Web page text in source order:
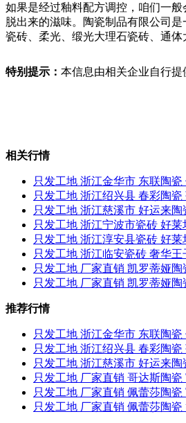
如果是经过釉料配方调控，咱们一
脱出来的滋味。陶瓷制品有限公司
瓷砖、柔光、缎光大理石瓷砖、通
特别提示： 本信息由相关企业自行提
相关行情
只发工地 浙江金华市 东联陶
只发工地 浙江绍兴县 春彩陶
只发工地 浙江慈溪市 好运来
只发工地 浙江宁波市瓷砖 好
只发工地 浙江淳安县瓷砖 好
只发工地 浙江临安瓷砖 奢华
只发工地 厂家直销 凯罗蒂娅
只发工地 厂家直销 凯罗蒂娅
推荐行情
只发工地 浙江金华市 东联陶
只发工地 浙江绍兴县 春彩陶
只发工地 浙江慈溪市 好运来
只发工地 厂家直销 哥达斯陶
只发工地 厂家直销 佩蕾莎陶
只发工地 厂家直销 佩蕾莎陶